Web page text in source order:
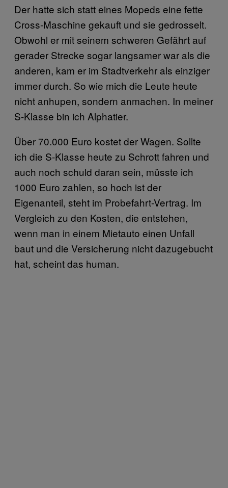
Der hatte sich statt eines Mopeds eine fette
Cross-Maschine gekauft und sie gedrosselt.
Obwohl er mit seinem schweren Gefährt auf
gerader Strecke sogar langsamer war als die
anderen, kam er im Stadtverkehr als einziger
immer durch. So wie mich die Leute heute
nicht anhupen, sondern anmachen. In meiner
S-Klasse bin ich Alphatier.
Über 70.000 Euro kostet der Wagen. Sollte
ich die S-Klasse heute zu Schrott fahren und
auch noch schuld daran sein, müsste ich
1000 Euro zahlen, so hoch ist der
Eigenanteil, steht im Probefahrt-Vertrag. Im
Vergleich zu den Kosten, die entstehen,
wenn man in einem Mietauto einen Unfall
baut und die Versicherung nicht dazugebucht
hat, scheint das human.